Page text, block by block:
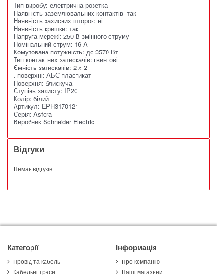
Тип виробу: електрична розетка
Наявність заземлювальних контактів: так
Наявність захисних шторок: ні
Наявність кришки: так
Напруга мережі: 250 В змінного струму
Номінальний струм: 16 A
Комутована потужність: до 3570 Вт
Тип контактних затискачів: гвинтові
Ємність затискачів: 2 x 2
. поверхні: АБС пластикат
Поверхня: блискуча
Ступінь захисту: IP20
Колір: білий
Артикул: EPH3170121
Серія: Asfora
Виробник Schneider Electric
Відгуки
Немає відгуків
Категорії
Провід та кабель
Кабельні траси
Інформація
Про компанію
Наші магазини